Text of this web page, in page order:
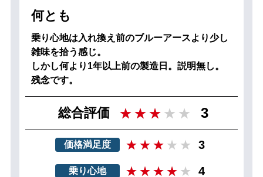
何とも
乗り心地は入れ換え前のブルーアースより少し
雑味を拾う感じ。
しかし何より1年以上前の製造日。説明無し。
残念です。
総合評価 3
価格満足度 3
乗り心地 4